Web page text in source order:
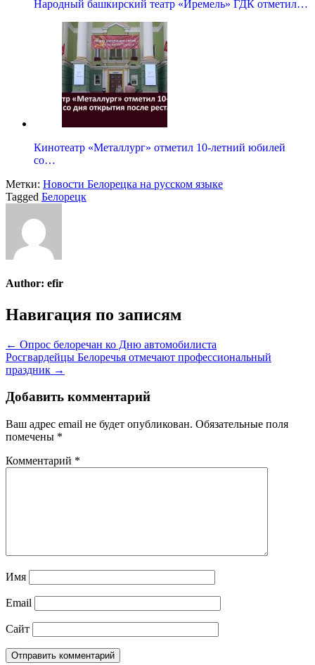
Народный башкирский театр «Иремель» ГДК отметил…
Кинотеатр «Металлург» отметил 10-летний юбилей
со…
Метки: Новости Белорецка на русском языке
Tagged Белорецк
Author: efir
Навигация по записям
← Опрос белоречан ко Дню автомобилиста
Росгвардейцы Белоречья отмечают профессиональный
праздник →
Добавить комментарий
Ваш адрес email не будет опубликован. Обязательные поля
помечены *
Комментарий *
Имя
Email
Сайт